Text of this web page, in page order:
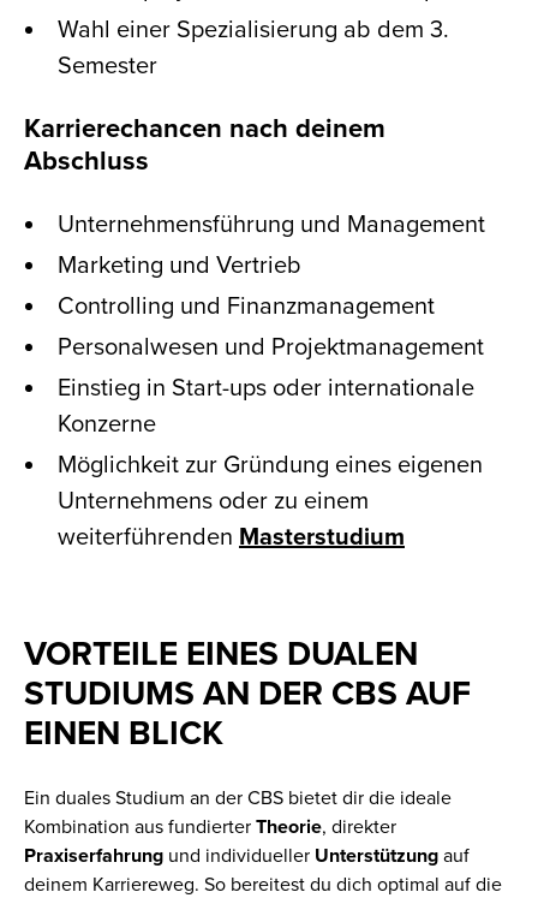
Wahl einer Spezialisierung ab dem 3.
Semester
Karrierechancen nach deinem
Abschluss
Unternehmensführung und Management
Marketing und Vertrieb
Controlling und Finanzmanagement
Personalwesen und Projektmanagement
Einstieg in Start-ups oder internationale
Konzerne
Möglichkeit zur Gründung eines eigenen
Unternehmens oder zu einem
weiterführenden Masterstudium
VORTEILE EINES DUALEN
STUDIUMS AN DER CBS AUF
EINEN BLICK
Ein duales Studium an der CBS bietet dir die ideale
Kombination aus fundierter Theorie, direkter
Praxiserfahrung und individueller Unterstützung auf
deinem Karriereweg. So bereitest du dich optimal auf die